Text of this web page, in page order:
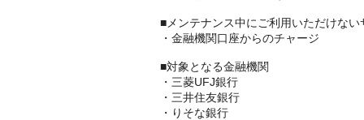
■メンテナンス中にご利用いただけない
・金融機関口座からのチャージ
■対象となる金融機関
・三菱UFJ銀行
・三井住友銀行
・りそな銀行